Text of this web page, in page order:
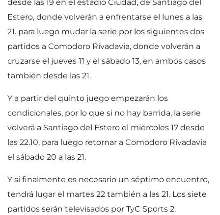
desde las 19 en el estadio Ciudad, de Santiago del
Estero, donde volverán a enfrentarse el lunes a las
21. para luego mudar la serie por los siguientes dos
partidos a Comodoro Rivadavia, donde volverán a
cruzarse el jueves 11 y el sábado 13, en ambos casos
también desde las 21.
Y a partir del quinto juego empezarán los
condicionales, por lo que si no hay barrida, la serie
volverá a Santiago del Estero el miércoles 17 desde
las 22.10, para luego retornar a Comodoro Rivadavia
el sábado 20 a las 21.
Y si finalmente es necesario un séptimo encuentro,
tendrá lugar el martes 22 también a las 21. Los siete
partidos serán televisados por TyC Sports 2.